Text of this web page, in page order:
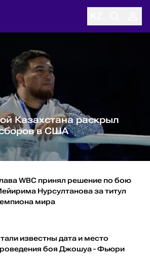
Казахстана раскрыл
в США
WBC принял решение по бою
Нурсултанова за титул
мира
известны дата и место
боя Джошуа - Фьюри